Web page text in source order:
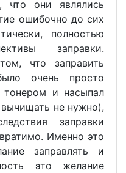
что они являлись
ошибочно до сих
полностью
заправки.
что заправить
очень просто
и насыпал
вычищать не нужно),
заправки
Именно это
заправлять и
это желание